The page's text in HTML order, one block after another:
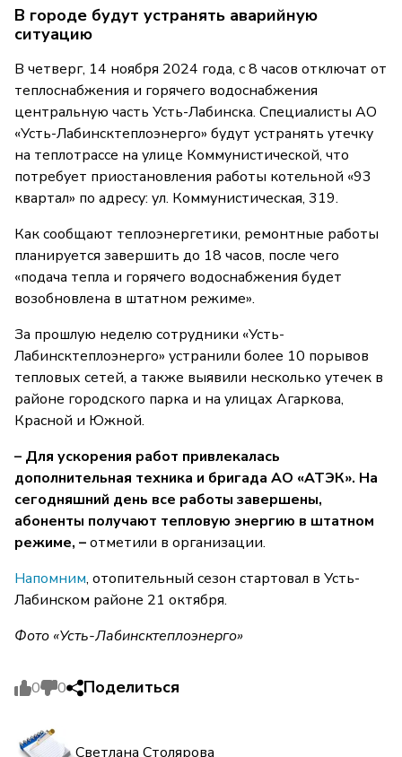
В городе будут устранять аварийную
ситуацию
В четверг, 14 ноября 2024 года, с 8 часов отключат от
теплоснабжения и горячего водоснабжения
центральную часть Усть-Лабинска. Специалисты АО
«Усть-Лабинсктеплоэнерго» будут устранять утечку
на теплотрассе на улице Коммунистической, что
потребует приостановления работы котельной «93
квартал» по адресу: ул. Коммунистическая, 319.
Как сообщают теплоэнергетики, ремонтные работы
планируется завершить до 18 часов, после чего
«подача тепла и горячего водоснабжения будет
возобновлена в штатном режиме».
За прошлую неделю сотрудники «Усть-
Лабинсктеплоэнерго» устранили более 10 порывов
тепловых сетей, а также выявили несколько утечек в
районе городского парка и на улицах Агаркова,
Красной и Южной.
– Для ускорения работ привлекалась
дополнительная техника и бригада АО «АТЭК». На
сегодняшний день все работы завершены,
абоненты получают тепловую энергию в штатном
режиме, –отметили в организации.
Напомним, отопительный сезон стартовал в Усть-
Лабинском районе 21 октября.
Фото «Усть-Лабинсктеплоэнерго»
0 0 Поделиться
Светлана Столярова